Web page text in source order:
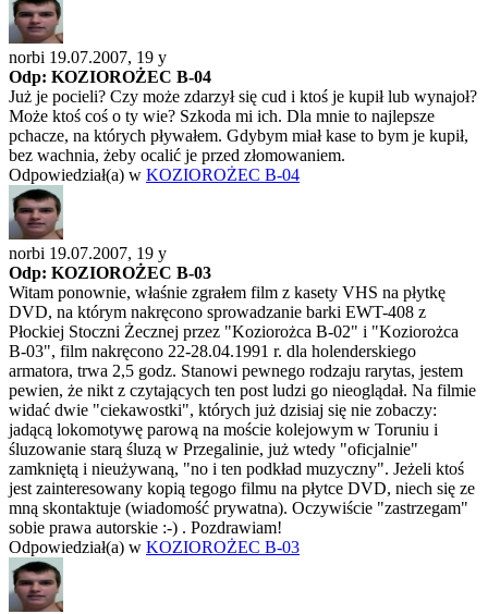
norbi 19.07.2007, 19 y
Odp: KOZIOROŻEC B-04
Już je pocieli? Czy może zdarzył się cud i ktoś je kupił lub wynajoł?
Może ktoś coś o ty wie? Szkoda mi ich. Dla mnie to najlepsze
pchacze, na których pływałem. Gdybym miał kase to bym je kupił,
bez wachnia, żeby ocalić je przed złomowaniem.
Odpowiedział(a) w KOZIOROŻEC B-04
norbi 19.07.2007, 19 y
Odp: KOZIOROŻEC B-03
Witam ponownie, właśnie zgrałem film z kasety VHS na płytkę
DVD, na którym nakręcono sprowadzanie barki EWT-408 z
Płockiej Stoczni Żecznej przez "Koziorożca B-02" i "Koziorożca
B-03", film nakręcono 22-28.04.1991 r. dla holenderskiego
armatora, trwa 2,5 godz. Stanowi pewnego rodzaju rarytas, jestem
pewien, że nikt z czytających ten post ludzi go nieoglądał. Na filmie
widać dwie "ciekawostki", których już dzisiaj się nie zobaczy:
jadącą lokomotywę parową na moście kolejowym w Toruniu i
śluzowanie starą śluzą w Przegalinie, już wtedy "oficjalnie"
zamkniętą i nieużywaną, "no i ten podkład muzyczny". Jeżeli ktoś
jest zainteresowany kopią tegogo filmu na płytce DVD, niech się ze
mną skontaktuje (wiadomość prywatna). Oczywiście "zastrzegam"
sobie prawa autorskie :-) . Pozdrawiam!
Odpowiedział(a) w KOZIOROŻEC B-03